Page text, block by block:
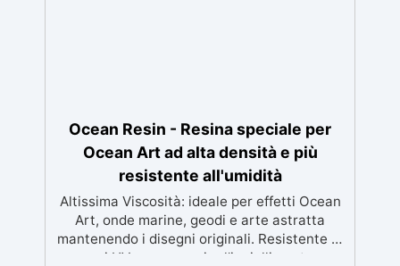
Ocean Resin - Resina speciale per
Ocean Art ad alta densità e più
resistente all'umidità
Altissima Viscosità: ideale per effetti Ocean
Art, onde marine, geodi e arte astratta
mantenendo i disegni originali. Resistente ai
raggi UV per prevenire l'ingiallimento e